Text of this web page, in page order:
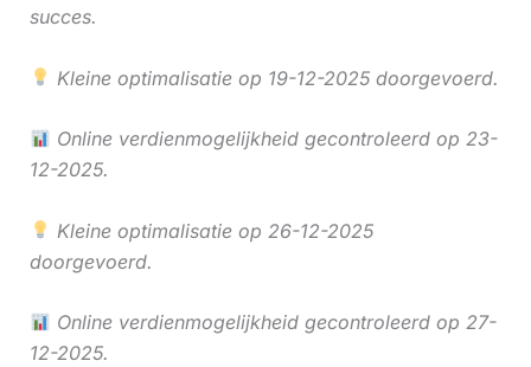
succes.
Kleine optimalisatie op 19-12-2025 doorgevoerd.
Online verdienmogelijkheid gecontroleerd op 23-
12-2025.
Kleine optimalisatie op 26-12-2025
doorgevoerd.
Online verdienmogelijkheid gecontroleerd op 27-
12-2025.